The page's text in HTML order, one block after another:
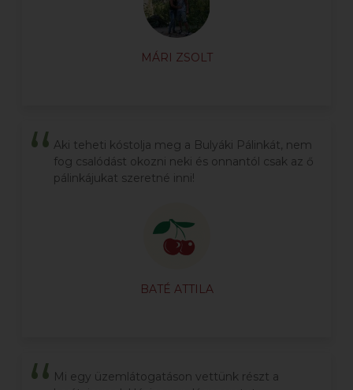
MÁRI ZSOLT
Aki teheti kóstolja meg a Bulyáki Pálinkát, nem
fog csalódást okozni neki és onnantól csak az ő
pálinkájukat szeretné inni!
BATÉ ATTILA
Mi egy üzemlátogatáson vettünk részt a